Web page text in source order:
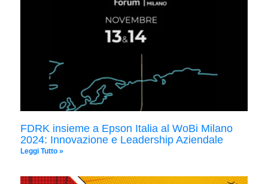
FDRK insieme a Epson Italia al WoBi Milano
2024: Innovazione e Leadership Aziendale
Leggi Tutto »